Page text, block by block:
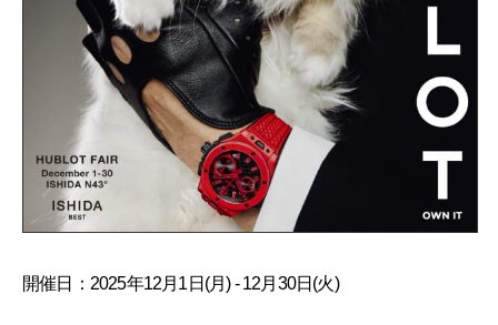
開催日：2025年12月1日(月) - 12月30日(火)